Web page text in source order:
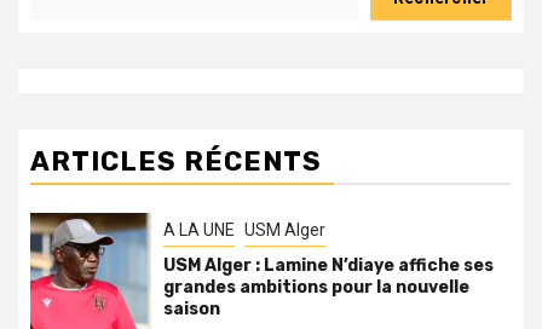
ARTICLES RÉCENTS
A LA UNE USM Alger
USM Alger : Lamine N’diaye affiche ses
grandes ambitions pour la nouvelle
saison